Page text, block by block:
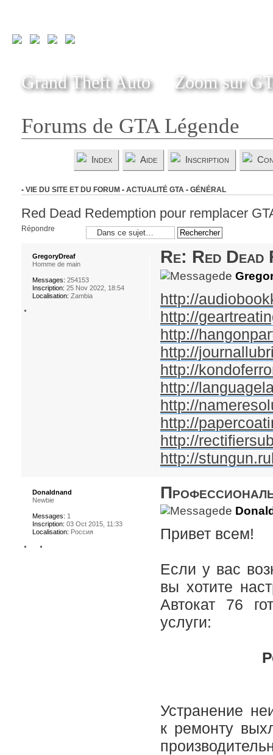
Grand Theft Auto Zoom sur
Forums de GTA Légende
Index Aide Inscription
- VIE DU SITE ET DU FORUM - ACTUALITÉ GTA - GÉNÉRAL
Red Dead Redemption pour remplacer
Répondre
Re: Red Dead
de
http://
http://
http://
http://
http://
http://
http://
http://
http://
http://stungun.ru
GregoryDreaf
Homme de main
Messages: 254153
Inscription: 25 Nov 2022, 18:54
Localisation: Zambia
de
Привет всем!
Если у вас
вы хотите
Автокат 76
услуги:
Устранение
к ремонту
Donaldnand
Newbie
Messages: 1
Inscription: 03 Oct 2015, 11:33
Localisation: Россия